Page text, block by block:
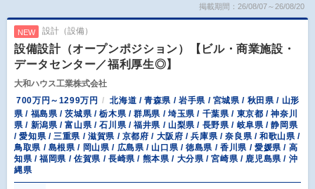
掲載期間：26/08/07～26/08/20
NEW 設計（設備）
設備設計（オープンポジション）【ビル・商業施設・
データセンター／福利厚生◎】
大和ハウス工業株式会社
700万円～1299万円
北海道 / 青森県 / 岩手県 / 宮城県 / 秋田県 / 山形
県 / 福島県 / 茨城県 / 栃木県 / 群馬県 / 埼玉県 / 千葉県 / 東京都 / 神奈川
県 / 新潟県 / 富山県 / 石川県 / 福井県 / 山梨県 / 長野県 / 岐阜県 / 静岡県
/ 愛知県 / 三重県 / 滋賀県 / 京都府 / 大阪府 / 兵庫県 / 奈良県 / 和歌山県 /
鳥取県 / 島根県 / 岡山県 / 広島県 / 山口県 / 徳島県 / 香川県 / 愛媛県 / 高
知県 / 福岡県 / 佐賀県 / 長崎県 / 熊本県 / 大分県 / 宮崎県 / 鹿児島県 / 沖
縄県